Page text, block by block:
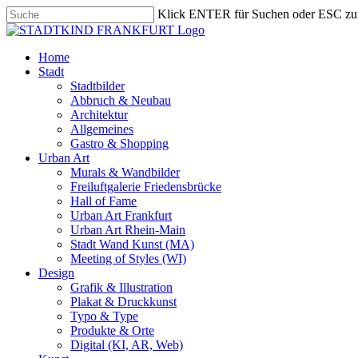
Skip
to
content
Klick ENTER für Suchen oder ESC
Close
search
Menu
Home
Stadt
Stadtbilder
Abbruch & Neubau
Architektur
Allgemeines
Gastro & Shopping
Urban Art
Murals & Wandbilder
Freiluftgalerie Friedensbrücke
Hall of Fame
Urban Art Frankfurt
Urban Art Rhein-Main
Stadt Wand Kunst (MA)
Meeting of Styles (WI)
Design
Grafik & Illustration
Plakat & Druckkunst
Typo & Type
Produkte & Orte
Digital (KI, AR, Web)